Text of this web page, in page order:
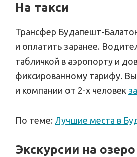
На такси
Трансфер Будапешт-
и оплатить заранее.
табличкой в аэропорту и
фиксированному тарифу.
и компании от 2-х человек
По теме: Лучшие места в
Экскурсии на